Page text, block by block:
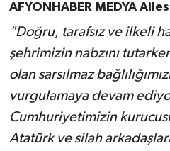
AFYONHABER MEDYA
"Doğru, tarafsız ve ilkeli
şehrimizin nabzını
olan sarsılmaz
vurgulamaya devam
Cumhuriyetimizin
Atatürk ve silah